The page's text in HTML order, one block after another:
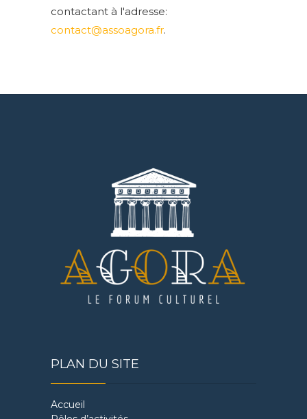
contactant à l'adresse:
contact@assoagora.fr.
PLAN DU SITE
Accueil